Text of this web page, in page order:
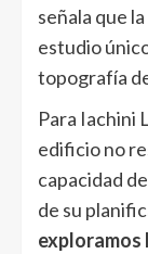
señala que
estudio
topografía
Para Iachini
edificio no
capacidad
de su